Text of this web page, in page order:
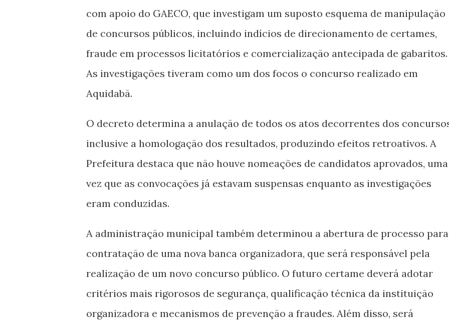
com apoio do GAECO, que investigam um suposto esquema de manipulação
de concursos públicos, incluindo indícios de direcionamento de certames,
fraude em processos licitatórios e comercialização antecipada de gabaritos.
As investigações tiveram como um dos focos o concurso realizado em
Aquidabã.
O decreto determina a anulação de todos os atos decorrentes dos
inclusive a homologação dos resultados, produzindo efeitos retroativos. A
Prefeitura destaca que não houve nomeações de candidatos aprovados, uma
vez que as convocações já estavam suspensas enquanto as investigações
eram conduzidas.
A administração municipal também determinou a abertura de processo para
contratação de uma nova banca organizadora, que será responsável pela
realização de um novo concurso público. O futuro certame deverá adotar
critérios mais rigorosos de segurança, qualificação técnica da instituição
organizadora e mecanismos de prevenção a fraudes. Além disso, será